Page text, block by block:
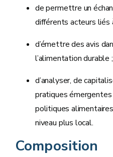
de permettre un
différents acteurs liés
d’émettre des avis
l’alimentation durable ;
d’analyser, de
pratiques
politiques
niveau plus local.
Composition